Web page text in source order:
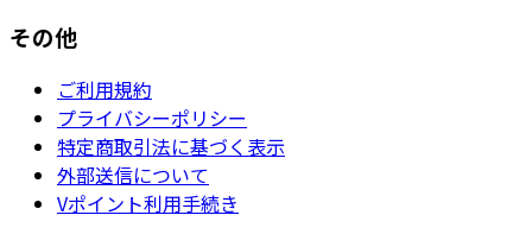
その他
ご利用規約
プライバシーポリシー
特定商取引法に基づく表示
外部送信について
Vポイント利用手続き